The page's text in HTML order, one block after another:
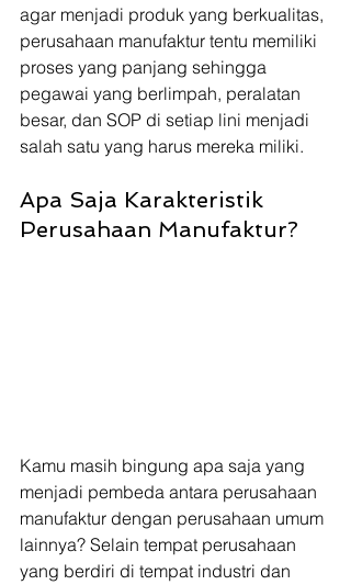
agar menjadi produk yang berkualitas,
perusahaan manufaktur tentu memiliki
proses yang panjang sehingga
pegawai yang berlimpah, peralatan
besar, dan SOP di setiap lini menjadi
salah satu yang harus mereka miliki.
Apa Saja Karakteristik
Perusahaan Manufaktur?
Kamu masih bingung apa saja yang
menjadi pembeda antara perusahaan
manufaktur dengan perusahaan umum
lainnya? Selain tempat perusahaan
yang berdiri di tempat industri dan